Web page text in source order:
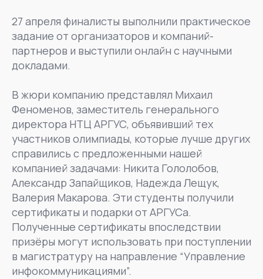
27 апреля финалисты выполнили практическое
задание от организаторов и компаний-
партнеров и выступили онлайн с научными
докладами.
В жюри компанию представлял Михаил
Феноменов, заместитель генерального
директора НТЦ АРГУС, объявивший тех
участников олимпиады, которые лучше других
справились с предложенными нашей
компанией задачами: Никита Гололобов,
Александр Запайщиков, Надежда Лещук,
Валерия Макарова. Эти студенты получили
сертификаты и подарки от АРГУСа.
Полученные сертификаты впоследствии
призёры могут использовать при поступлении
в магистратуру на направление “Управление
инфокоммуникациями”.